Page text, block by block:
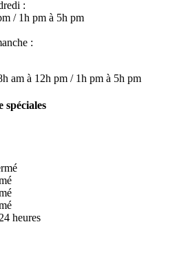
:
/ 1h pm à 5h pm
:
am à 12h pm / 1h pm à 5h pm
spéciales
heures